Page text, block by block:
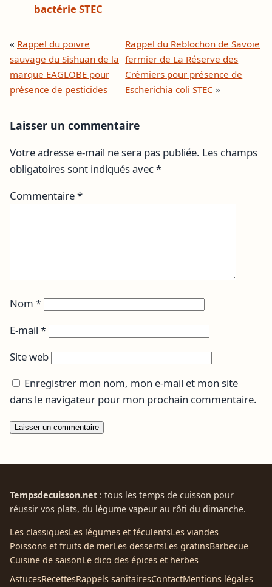
bactérie STEC
« Rappel du poivre
sauvage du Sishuan de la
marque EAGLOBE pour
présence de pesticides
Rappel du Reblochon de Savoie
fermier de La Réserve des
Crémiers pour présence de
Escherichia coli STEC »
Laisser un commentaire
Votre adresse e-mail ne sera pas publiée. Les champs
obligatoires sont indiqués avec*
Commentaire*
Nom *
E-mail *
Site web
Enregistrer mon nom, mon e-mail et mon site
dans le navigateur pour mon prochain commentaire.
Tempsdecuisson.net : tous les temps de cuisson pour
réussir vos plats, du légume vapeur au rôti du dimanche.
Les classiquesLes légumes et féculentsLes viandes
Poissons et fruits de merLes dessertsLes gratinsBarbecue
Cuisine de saisonLe dico des épices et herbes
AstucesRecettesRappels sanitairesContactMentions légales